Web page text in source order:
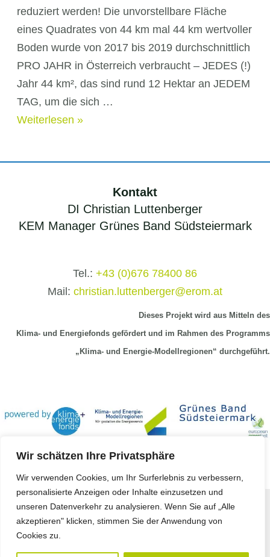
Wir schätzen Ihre Privatsphäre
Wir verwenden Cookies, um Ihr Surferlebnis zu verbessern,
personalisierte Anzeigen oder Inhalte einzusetzen und
unseren Datenverkehr zu analysieren. Wenn Sie auf „Alle
akzeptieren" klicken, stimmen Sie der Anwendung von
Cookies zu.
reduziert werden! Die unvorstellbare Fläche
eines Quadrates von 44 km mal 44 km wertvoller
Boden wurde von 2017 bis 2019 durchschnittlich
PRO JAHR in Österreich verbraucht – JEDES (!)
Jahr 44 km², das sind rund 12 Hektar an JEDEM
TAG, um die sich …
Bodenverbrauch
Weiterlesen »
Kontakt
DI Christian Luttenberger
KEM Manager Grünes Band Südsteiermark
Tel.: +43 (0)676 78400 86
Mail: christian.luttenberger@erom.at
Dieses Projekt wird aus Mitteln des
Klima- und Energiefonds gefördert und im Rahmen des Programms
„Klima- und Energie-Modellregionen“ durchgeführt.
Copyright © 2023 -Koerbler GmbH